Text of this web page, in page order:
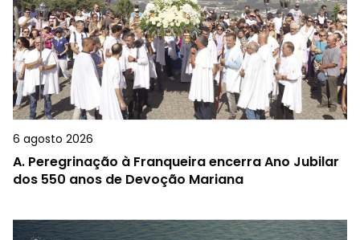
6 agosto 2026
A. Peregrinação à Franqueira encerra Ano Jubilar
dos 550 anos de Devoção Mariana